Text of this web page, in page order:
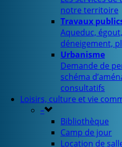
notre territoire
Travaux
Aqueduc,
déneigement,
Urbanisme
Demande de
schéma
consultatifs
Loisirs, culture et vie
–
Bibliothèque
Camp de jour
Location de